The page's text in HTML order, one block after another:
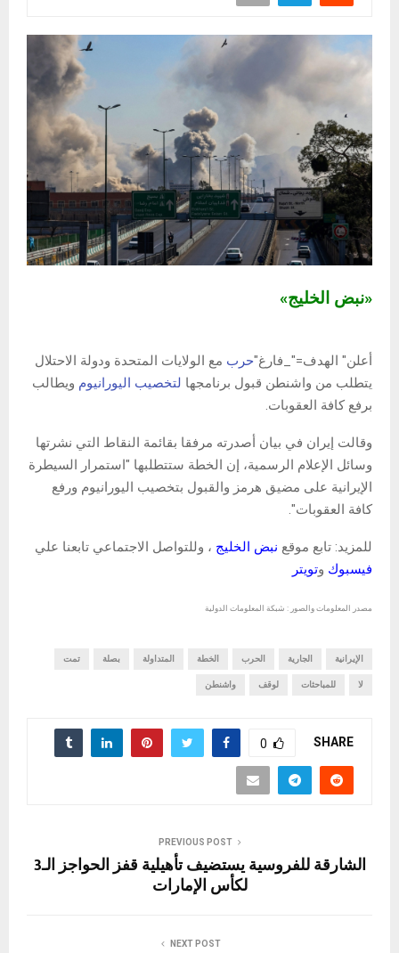
«نبض الخليج»
أعلن" الهدف="_فارغ"حرب مع الولايات المتحدة ودولة الاحتلال
يتطلب من واشنطن قبول برنامجها لتخصيب اليورانيوم ويطالب
برفع كافة العقوبات.
وقالت إيران في بيان أصدرته مرفقا بقائمة النقاط التي نشرتها
وسائل الإعلام الرسمية، إن الخطة ستتطلبها "استمرار السيطرة
الإيرانية على مضيق هرمز والقبول بتخصيب اليورانيوم ورفع
كافة العقوبات".
للمزيد: تابع موقع نبض الخليج ، وللتواصل الاجتماعي تابعنا علي
فيسبوك وتويتر
مصدر المعلومات والصور : شبكة المعلومات الدولية
الإيرانية الجارية الحرب الخطة المتداولة بصلة تمت
لا للمباحثات لوقف واشنطن
SHARE
0
PREVIOUS POST
الشارقة للفروسية يستضيف تأهيلية قفز الحواجز الـ3
لكأس الإمارات
NEXT POST